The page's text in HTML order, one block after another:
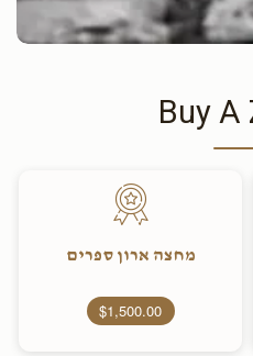
Buy A
מחצה ארון ספרים
$1,500.00